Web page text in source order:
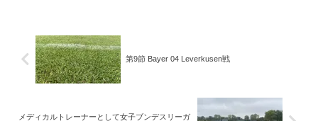
第9節 Bayer 04 Leverkusen戦
メディカルトレーナーとして女子ブンデスリーガ